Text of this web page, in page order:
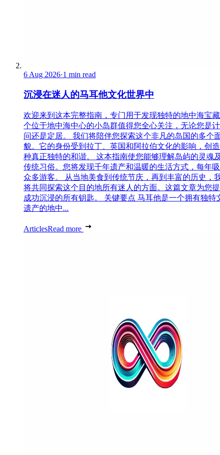
6 Aug 2026·1 min read
沉浸在迷人的马耳他文化世界中
欢迎来到这本完整指南，专门用于发现独特的地中海宝
个位于地中海中心的小岛群值得您全心关注，无论您是
问还是定居。 我们将陪伴您探索这个非凡的岛国的多个
貌。它的身份受到拉丁、英国和阿拉伯文化的影响，创
种真正独特的和谐。 这本指南使您能够理解岛屿的灵魂
传统习俗。您将发现千年遗产和温暖的生活方式，每年
众多游客。 从当地美食到传统节庆，再到丰富的历史，
将共同探索这个目的地所有迷人的方面。这篇文章为您
成功沉浸的所有钥匙。 关键要点 马耳他是一个拥有独特
遗产的地中...
ArticlesRead more